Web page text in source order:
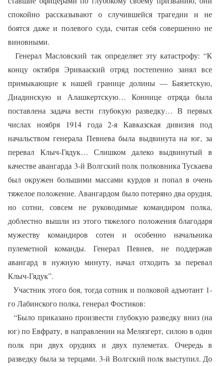
спокойно рассказывают о случившейся трагедии и не
боятся даже и полевого суда, считая себя совершенно не
виновными.
Генерал Масловский так определяет эту катастрофу: “К
концу октября Эривааский отряд постепенно занял все
примыкающие к нашей границе долины — Баязетскую,
Диадинскую и Алашкертскую… Коннице отряда была
поставлена задача вести глубокую разведку… В первых
числах ноября 1914 года 2-я Кавказская дивизия под
начальством генерала Певнева была выдвинута на юг, за
перевал Клыч-Гядук… Слишком далеко выдвинутый в
качестве авангарда 3-й Волгский полк полковника Тускаева
был окружен большими массами курдов и попал в очень
тяжелое положение. Авангардом было потеряно два орудия,
но сотни, совсем не руководимые командиром полка,
доблестно вышли из этого тяжелого положения благодаря
мужеству командиров сотен и особенно начальника
пулеметной команды. Генерал Певнев, не поддержав
авангард в нужную минуту, начал отходить за перевал
Клыч-Гядук”.
Участник этого боя, тогда сотник и полковой адъютант 1-
го Лабинского полка, генерал Фостиков:
“Было приказано произвести глубокую разведку вниз (на
юг) по Евфрату, в направлении на Мелязгерт, силою в один
полк при двух орудиях и двух пулеметах. Очередь в
разведку была за терцами. 3-й Волгский полк выступил. До